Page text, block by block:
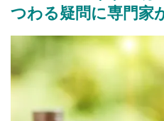
つわる疑問に専門家